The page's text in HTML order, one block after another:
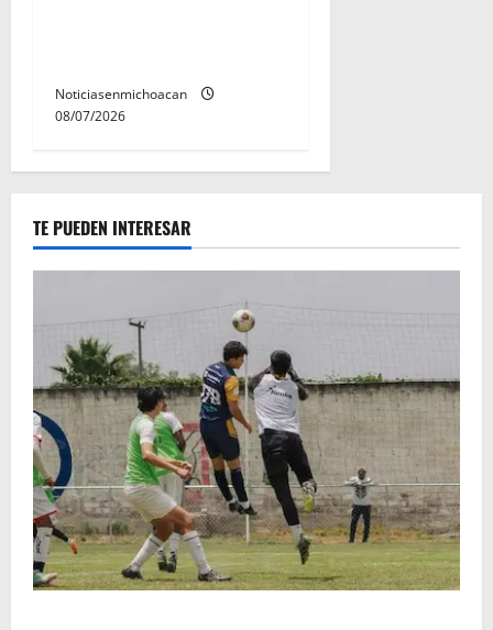
Noticiasenmichoacan
08/07/2026
TE PUEDEN INTERESAR